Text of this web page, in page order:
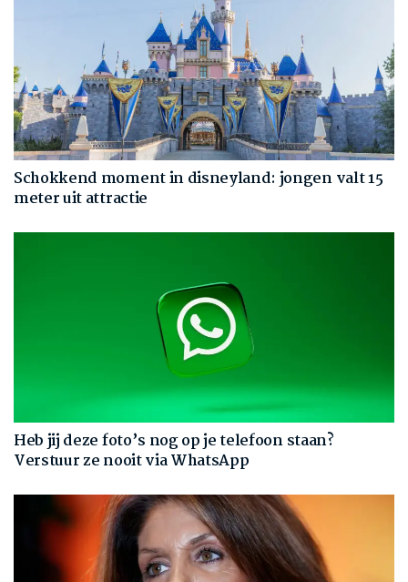
Schokkend moment in disneyland: jongen valt 15
meter uit attractie
Heb jij deze foto’s nog op je telefoon staan?
Verstuur ze nooit via WhatsApp